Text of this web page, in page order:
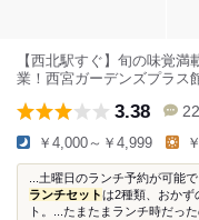
【西北駅すぐ】旬の味覚
業！西宮ガーデンズプラス
3.38
￥4,000～￥4,999
...土曜日のランチ予約が可能
ランチセットは2種類、おかず
ト。...たまたまランチ時だっ